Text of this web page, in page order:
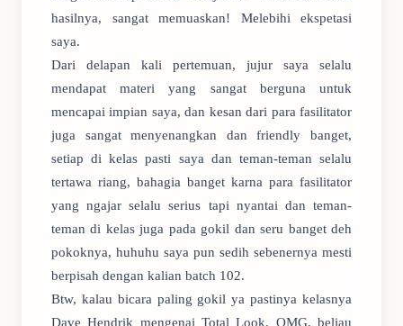
hasilnya, sangat memuaskan! Melebihi ekspetasi
saya.
Dari delapan kali pertemuan, jujur saya selalu
mendapat materi yang sangat berguna untuk
mencapai impian saya, dan kesan dari para fasilitator
juga sangat menyenangkan dan friendly banget,
setiap di kelas pasti saya dan teman-teman selalu
tertawa riang, bahagia banget karna para fasilitator
yang ngajar selalu serius tapi nyantai dan teman-
teman di kelas juga pada gokil dan seru banget deh
pokoknya, huhuhu saya pun sedih sebenernya mesti
berpisah dengan kalian batch 102.
Btw, kalau bicara paling gokil ya pastinya kelasnya
Dave Hendrik mengenai Total Look. OMG, beliau